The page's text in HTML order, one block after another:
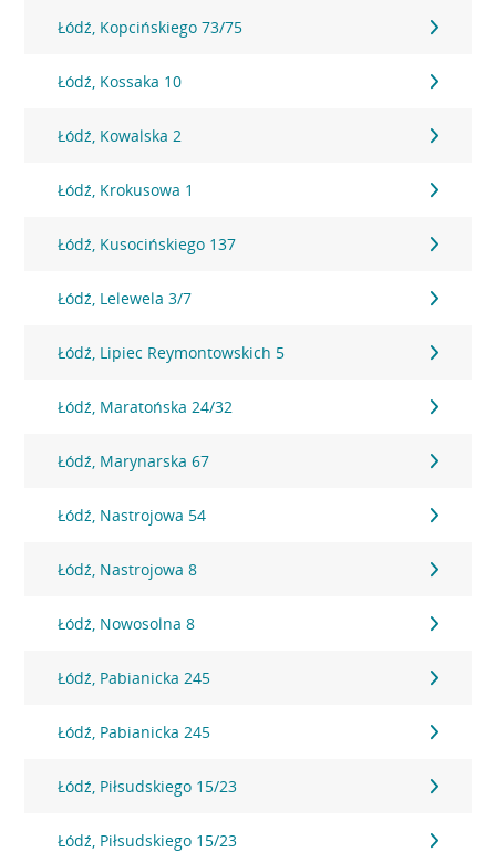
Łódź, Kopcińskiego 73/75
Łódź, Kossaka 10
Łódź, Kowalska 2
Łódź, Krokusowa 1
Łódź, Kusocińskiego 137
Łódź, Lelewela 3/7
Łódź, Lipiec Reymontowskich 5
Łódź, Maratońska 24/32
Łódź, Marynarska 67
Łódź, Nastrojowa 54
Łódź, Nastrojowa 8
Łódź, Nowosolna 8
Łódź, Pabianicka 245
Łódź, Pabianicka 245
Łódź, Piłsudskiego 15/23
Łódź, Piłsudskiego 15/23